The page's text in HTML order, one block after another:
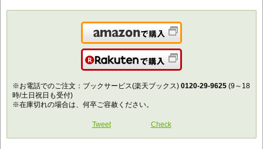
Amazonで購入
楽天で購入
※お電話でのご注文：ブックサービス(楽天ブックス) 0120-29-9625 (9～18
時/土日祝日も受付)
※在庫切れの場合は、何卒ご容赦ください。
Tweet Check